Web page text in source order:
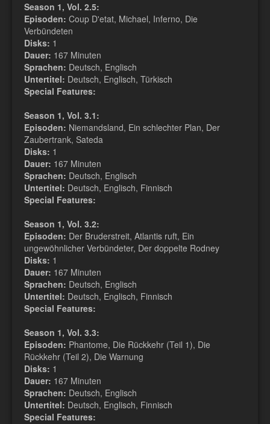
Season 1, Vol. 2.5:
Episoden: Coup D'etat, Michael, Inferno, Die
Verbündeten
Disks: 1
Dauer: 167 Minuten
Sprachen: Deutsch, Englisch
Untertitel: Deutsch, Englisch, Türkisch
Special Features:
Season 1, Vol. 3.1:
Episoden: Niemandsland, Ein schlechter Plan, Der
Zaubertrank, Sateda
Disks: 1
Dauer: 167 Minuten
Sprachen: Deutsch, Englisch
Untertitel: Deutsch, Englisch, Finnisch
Special Features:
Season 1, Vol. 3.2:
Episoden: Der Bruderstreit, Atlantis ruft, Ein
ungewöhnlicher Verbündeter, Der doppelte Rodney
Disks: 1
Dauer: 167 Minuten
Sprachen: Deutsch, Englisch
Untertitel: Deutsch, Englisch, Finnisch
Special Features:
Season 1, Vol. 3.3:
Episoden: Phantome, Die Rückkehr (Teil 1), Die
Rückkehr (Teil 2), Die Warnung
Disks: 1
Dauer: 167 Minuten
Sprachen: Deutsch, Englisch
Untertitel: Deutsch, Englisch, Finnisch
Special Features: